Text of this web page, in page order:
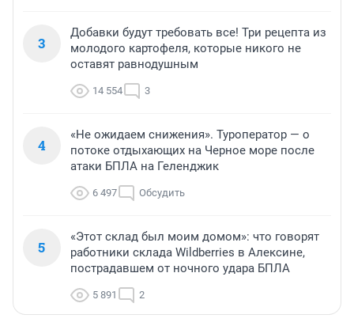
3
Добавки будут требовать все! Три рецепта из
молодого картофеля, которые никого не
оставят равнодушным
14 554 3
4
«Не ожидаем снижения». Туроператор — о
потоке отдыхающих на Черное море после
атаки БПЛА на Геленджик
6 497 Обсудить
5
«Этот склад был моим домом»: что говорят
работники склада Wildberries в Алексине,
пострадавшем от ночного удара БПЛА
5 891 2